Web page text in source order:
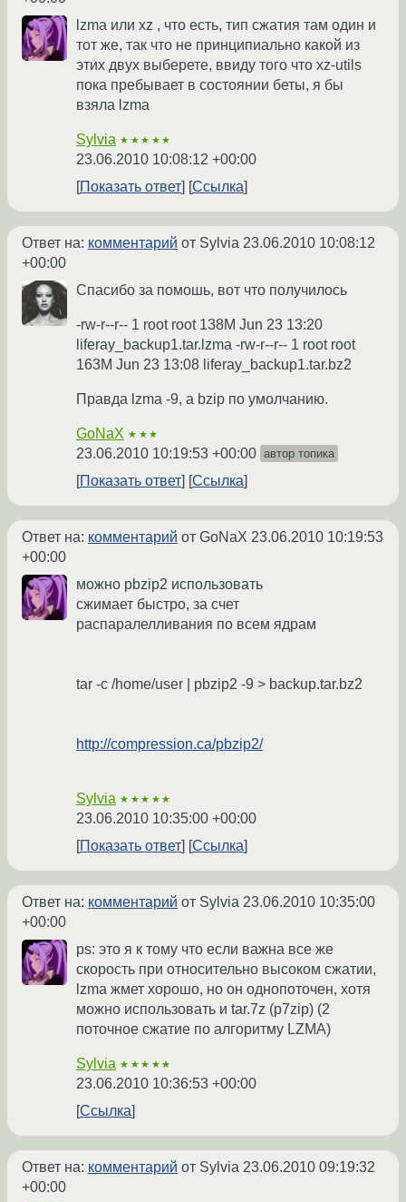
lzma или xz , что есть, тип сжатия там один и
тот же, так что не принципиально какой из
этих двух выберете, ввиду того что xz-utils
пока пребывает в состоянии беты, я бы
взяла lzma
Sylvia ★★★★★
23.06.2010 10:08:12 +00:00
Показать ответ
Ссылка
Ответ на: комментарий от Sylvia 23.06.2010 10:08:12
+00:00
Спасибо за помошь, вот что получилось
-rw-r--r-- 1 root root 138M Jun 23 13:20
liferay_backup1.tar.lzma -rw-r--r-- 1 root root
163M Jun 23 13:08 liferay_backup1.tar.bz2
Правда lzma -9, а bzip по умолчанию.
GoNaX ★★★
23.06.2010 10:19:53 +00:00 автор топика
Показать ответ Ссылка
Ответ на: комментарий от GoNaX 23.06.2010 10:19:53
+00:00
можно pbzip2 использовать
сжимает быстро, за счет
распаралелливания по всем ядрам
tar -c /home/user | pbzip2 -9 > backup.tar.bz2
http://compression.ca/pbzip2/
Sylvia ★★★★★
23.06.2010 10:35:00 +00:00
Показать ответ
Ссылка
Ответ на: комментарий от Sylvia 23.06.2010 10:35:00
+00:00
ps: это я к тому что если важна все же
скорость при относительно высоком сжатии,
lzma жмет хорошо, но он однопоточен, хотя
можно использовать и tar.7z (p7zip) (2
поточное сжатие по алгоритму LZMA)
Sylvia ★★★★★
23.06.2010 10:36:53 +00:00
Ссылка
Ответ на: комментарий от Sylvia 23.06.2010 09:19:32
+00:00